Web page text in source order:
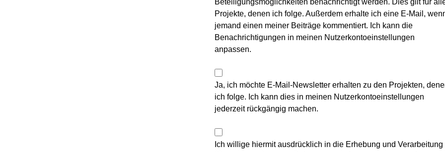
Projekte, denen ich folge. Außerdem erhalte ich eine E-Mail,
jemand einen meiner Beiträge kommentiert. Ich kann die
Benachrichtigungen in meinen Nutzerkontoeinstellungen
anpassen.
Ja, ich möchte E-Mail-Newsletter erhalten zu den Projekten,
ich folge. Ich kann dies in meinen Nutzerkontoeinstellungen
jederzeit rückgängig machen.
Ich willige hiermit ausdrücklich in die Erhebung und Verarbeitung